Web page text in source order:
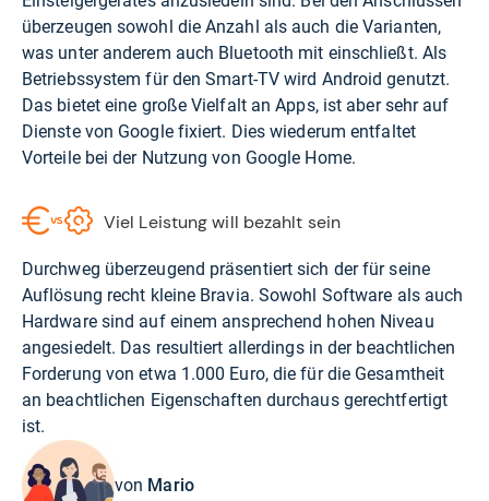
überzeugen sowohl die Anzahl als auch die Varianten,
was unter anderem auch Bluetooth mit einschließt. Als
Betriebssystem für den Smart-TV wird Android genutzt.
Das bietet eine große Vielfalt an Apps, ist aber sehr auf
Dienste von Google fixiert. Dies wiederum entfaltet
Vorteile bei der Nutzung von Google Home.
Viel Leistung will bezahlt sein
Durchweg überzeugend präsentiert sich der für seine
Auflösung recht kleine Bravia. Sowohl Software als auch
Hardware sind auf einem ansprechend hohen Niveau
angesiedelt. Das resultiert allerdings in der beachtlichen
Forderung von etwa 1.000 Euro, die für die Gesamtheit
an beachtlichen Eigenschaften durchaus gerechtfertigt
ist.
von Mario